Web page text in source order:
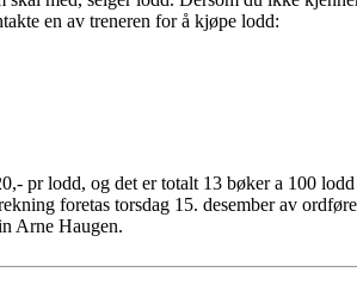
en av treneren for å kjøpe lodd:
pr lodd, og det er totalt 13 bøker a 100 lodd
foretas torsdag 15. desember av
Arne Haugen.